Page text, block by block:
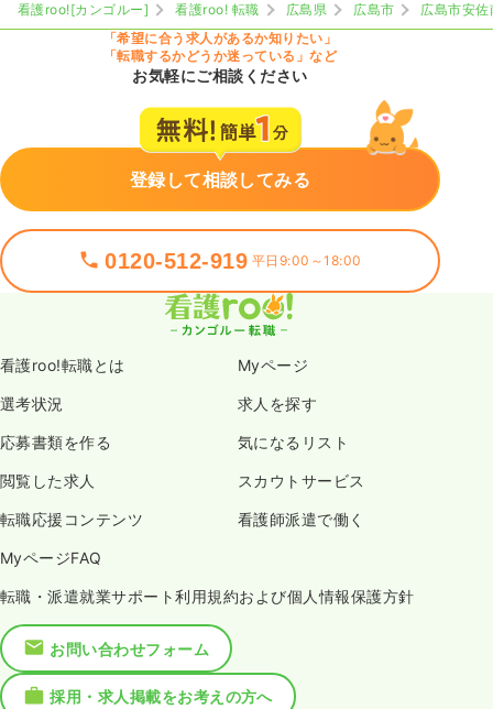
看護roo![カンゴルー] 看護roo! 転職 広島県 広島市
広島市安佐
「希望に合う求人があるか知りたい」
「転職するかどうか迷っている」など
お気軽にご相談ください
登録して相談してみる
0120-512-919 平日9:00～18:00
看護roo!転職とは Myページ
選考状況 求人を探す
応募書類を作る 気になるリスト
閲覧した求人 スカウトサービス
転職応援コンテンツ 看護師派遣で働く
MyページFAQ
転職・派遣就業サポート利用規約および個人情報保護方針
お問い合わせフォーム
採用・求人掲載をお考えの方へ